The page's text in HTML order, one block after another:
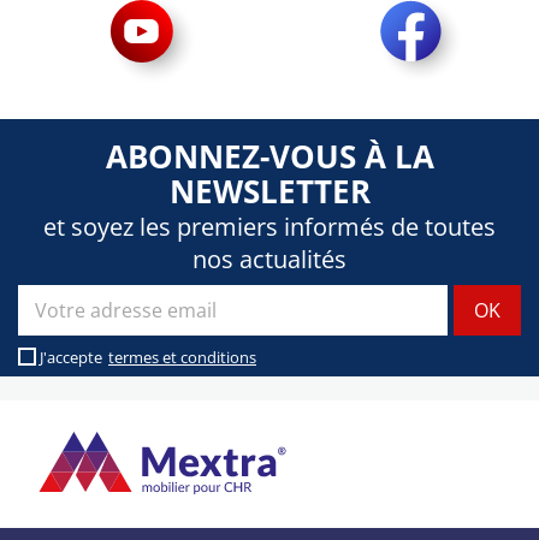
ABONNEZ-VOUS À LA
NEWSLETTER
et soyez les premiers informés de toutes
nos actualités
J'accepte termes et conditions